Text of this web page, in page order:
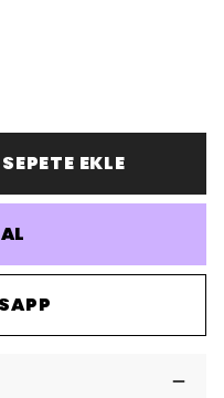
SEPETE EKLE